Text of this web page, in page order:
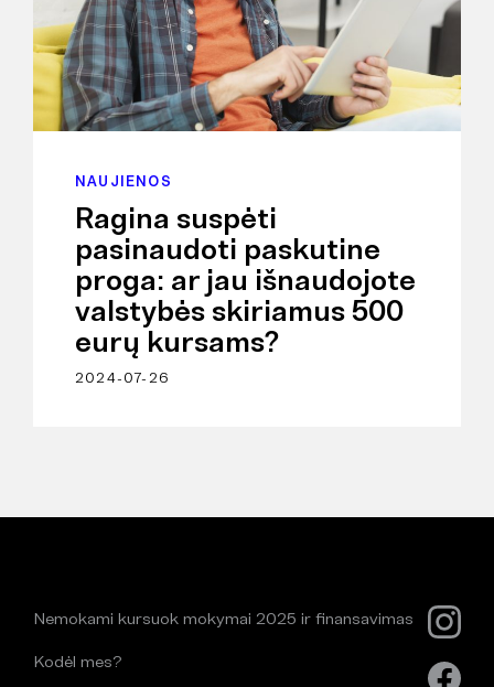
NAUJIENOS
Ragina suspėti
pasinaudoti paskutine
proga: ar jau išnaudojote
valstybės skiriamus 500
eurų kursams?
2024-07-26
Nemokami kursuok mokymai 2025 ir finansavimas
Kodėl mes?